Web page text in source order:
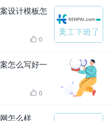
设计模板怎
 0
怎么写好一
 0
怎么样